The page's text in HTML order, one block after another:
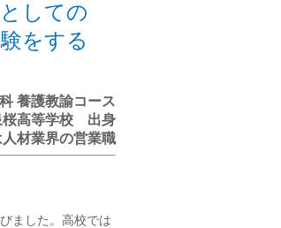
しての
をする
養護教諭コース
桜高等学校 出身
材業界の営業職
ました。高校では